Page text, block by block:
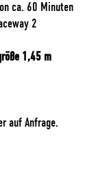
ca. 60 Minuten
2
1,45 m
auf Anfrage.